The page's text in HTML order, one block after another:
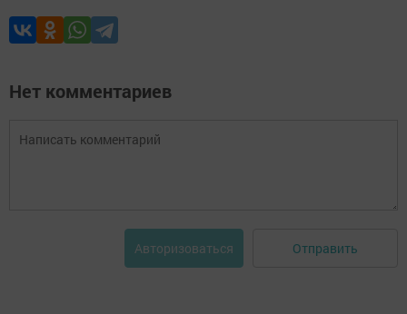
Нет комментариев
Авторизоваться Отправить